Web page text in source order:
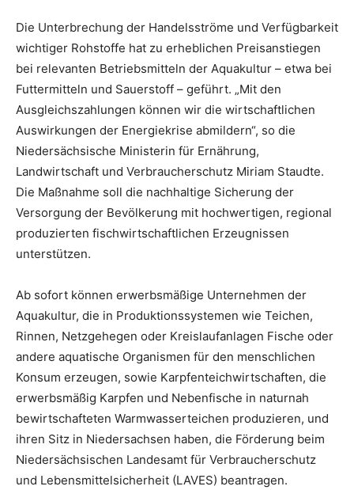
Die Unterbrechung der Handelsströme und Verfügbarkeit
wichtiger Rohstoffe hat zu erheblichen Preisanstiegen
bei relevanten Betriebsmitteln der Aquakultur – etwa bei
Futtermitteln und Sauerstoff – geführt. „Mit den
Ausgleichszahlungen können wir die wirtschaftlichen
Auswirkungen der Energiekrise abmildern“, so die
Niedersächsische Ministerin für Ernährung,
Landwirtschaft und Verbraucherschutz Miriam Staudte.
Die Maßnahme soll die nachhaltige Sicherung der
Versorgung der Bevölkerung mit hochwertigen, regional
produzierten fischwirtschaftlichen Erzeugnissen
unterstützen.
Ab sofort können erwerbsmäßige Unternehmen der
Aquakultur, die in Produktionssystemen wie Teichen,
Rinnen, Netzgehegen oder Kreislaufanlagen Fische oder
andere aquatische Organismen für den menschlichen
Konsum erzeugen, sowie Karpfenteichwirtschaften, die
erwerbsmäßig Karpfen und Nebenfische in naturnah
bewirtschafteten Warmwasserteichen produzieren, und
ihren Sitz in Niedersachsen haben, die Förderung beim
Niedersächsischen Landesamt für Verbraucherschutz
und Lebensmittelsicherheit (LAVES) beantragen.